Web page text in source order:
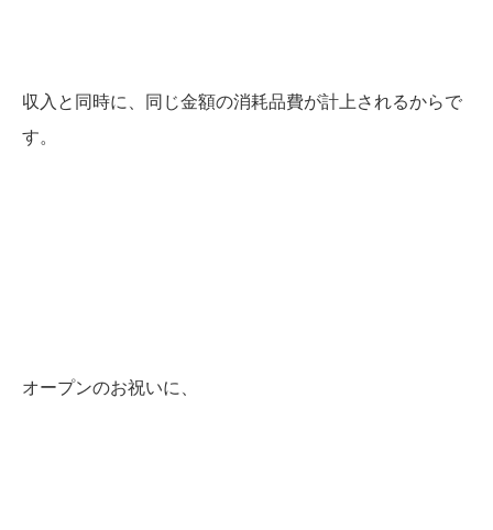
収入と同時に、同じ金額の消耗品費が計上されるからで
す。
オープンのお祝いに、